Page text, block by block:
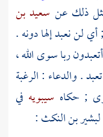
ذلك عن سعيد بن
; أي لن نعبد إلها دونه .
ربا سوى الله ،
. والدعاء : الرغبة
; حكاه سيبويه في
لبشير بن النكث: